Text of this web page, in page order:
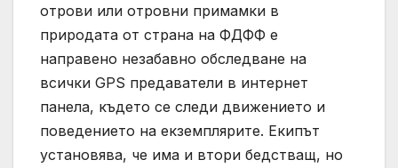
отрови или отровни примамки в
природата от страна на ФДФФ е
направено незабавно обследване на
всички GPS предаватели в интернет
панела, където се следи движението и
поведението на екземплярите. Екипът
установява, че има и втори бедстващ, но